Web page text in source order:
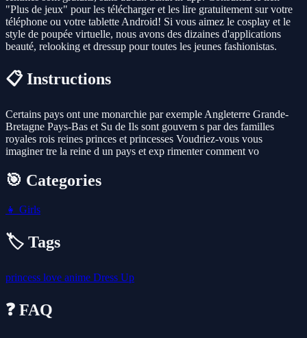
"Plus de jeux" pour les télécharger et les lire gratuitement sur votre
téléphone ou votre tablette Android! Si vous aimez le cosplay et le
style de poupée virtuelle, nous avons des dizaines d'applications
beauté, relooking et dressup pour toutes les jeunes fashionistas.
📋 Instructions
Certains pays ont une monarchie par exemple Angleterre Grande-
Bretagne Pays-Bas et Su de Ils sont gouvern s par des familles
royales rois reines princes et princesses Voudriez-vous vous
imaginer tre la reine d un pays et exp rimenter comment vo
🎯 Categories
👧 Girls
🏷️ Tags
princess love anime Dress Up
❓ FAQ